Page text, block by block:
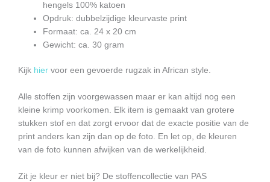
hengels 100% katoen
Opdruk: dubbelzijdige kleurvaste print
Formaat: ca. 24 x 20 cm
Gewicht: ca. 30 gram
Kijk hier voor een gevoerde rugzak in African style.
Alle stoffen zijn voorgewassen maar er kan altijd nog een
kleine krimp voorkomen. Elk item is gemaakt van grotere
stukken stof en dat zorgt ervoor dat de exacte positie van de
print anders kan zijn dan op de foto. En let op, de kleuren
van de foto kunnen afwijken van de werkelijkheid.
Zit je kleur er niet bij? De stoffencollectie van PAS